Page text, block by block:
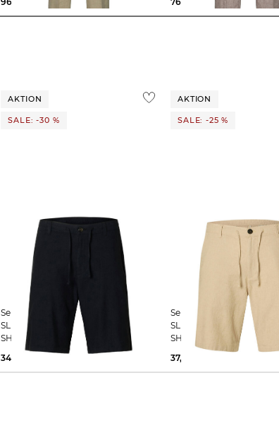
AKTION
SALE: -30 %
Selected Homme | Herren Shorts
SLHCOMFORT-BRODY LINEN
SHORTS
34,79 €
AKTION
SALE: -25 %
Selected Homme | Herren Shorts
SLHCOMFORT-BRODY
SHORTS
37,45 €